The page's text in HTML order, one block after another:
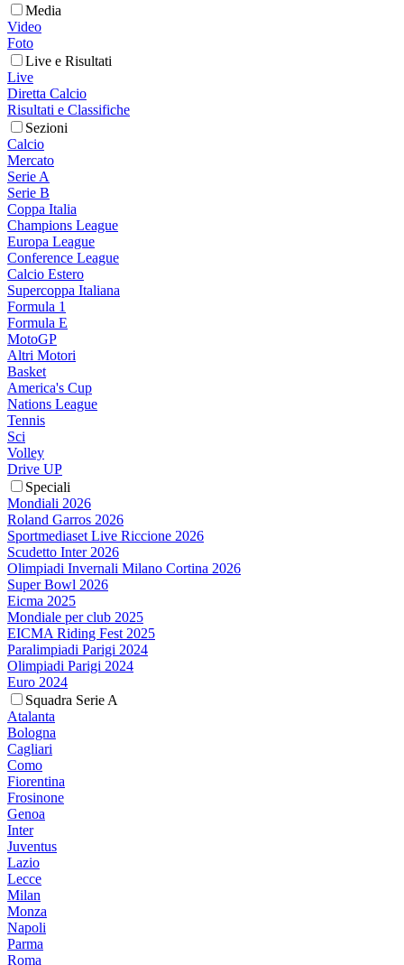
Media
Video
Foto
Live e Risultati
Live
Diretta Calcio
Risultati e Classifiche
Sezioni
Calcio
Mercato
Serie A
Serie B
Coppa Italia
Champions League
Europa League
Conference League
Calcio Estero
Supercoppa Italiana
Formula 1
Formula E
MotoGP
Altri Motori
Basket
America's Cup
Nations League
Tennis
Sci
Volley
Drive UP
Speciali
Mondiali 2026
Roland Garros 2026
Sportmediaset Live Riccione 2026
Scudetto Inter 2026
Olimpiadi Invernali Milano Cortina 2026
Super Bowl 2026
Eicma 2025
Mondiale per club 2025
EICMA Riding Fest 2025
Paralimpiadi Parigi 2024
Olimpiadi Parigi 2024
Euro 2024
Squadra Serie A
Atalanta
Bologna
Cagliari
Como
Fiorentina
Frosinone
Genoa
Inter
Juventus
Lazio
Lecce
Milan
Monza
Napoli
Parma
Roma